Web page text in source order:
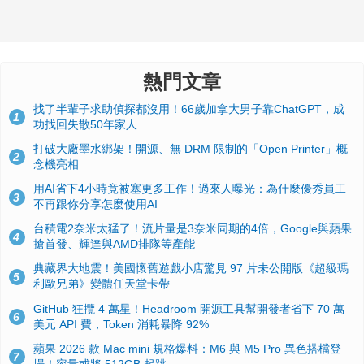
熱門文章
1
找了半輩子求助偵探都沒用！66歲加拿大男子靠ChatGPT，成
功找回失散50年家人
2
打破大廠墨水綁架！開源、無 DRM 限制的「Open Printer」概
念機亮相
3
用AI省下4小時竟被塞更多工作！過來人曝光：為什麼優秀員工
不再跟你分享怎麼使用AI
4
台積電2奈米太猛了！流片量是3奈米同期的4倍，Google與蘋果
搶首發、輝達與AMD排隊等產能
5
典藏界大地震！美國懷舊遊戲小店驚見 97 片未公開版《超級瑪
利歐兄弟》變體任天堂卡帶
6
GitHub 狂攬 4 萬星！Headroom 開源工具幫開發者省下 70 萬
美元 API 費，Token 消耗暴降 92%
7
蘋果 2026 款 Mac mini 規格爆料：M6 與 M5 Pro 異色搭檔登